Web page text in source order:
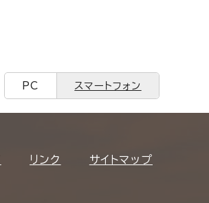
PC スマートフォン
リンク サイトマップ